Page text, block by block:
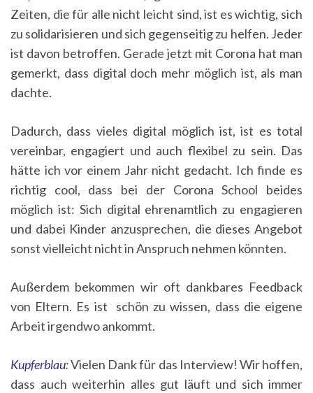
Zeiten, die für alle nicht leicht sind, ist es wichtig, sich
zu solidarisieren und sich gegenseitig zu helfen. Jeder
ist davon betroffen. Gerade jetzt mit Corona hat man
gemerkt, dass digital doch mehr möglich ist, als man
dachte.
Dadurch, dass vieles digital möglich ist, ist es total
vereinbar, engagiert und auch flexibel zu sein. Das
hätte ich vor einem Jahr nicht gedacht. Ich finde es
richtig cool, dass bei der Corona School beides
möglich ist: Sich digital ehrenamtlich zu engagieren
und dabei Kinder anzusprechen, die dieses Angebot
sonst vielleicht nicht in Anspruch nehmen könnten.
Außerdem bekommen wir oft dankbares Feedback
von Eltern. Es ist schön zu wissen, dass die eigene
Arbeit irgendwo ankommt.
Kupferblau:Vielen Dank für das Interview! Wir hoffen,
dass auch weiterhin alles gut läuft und sich immer